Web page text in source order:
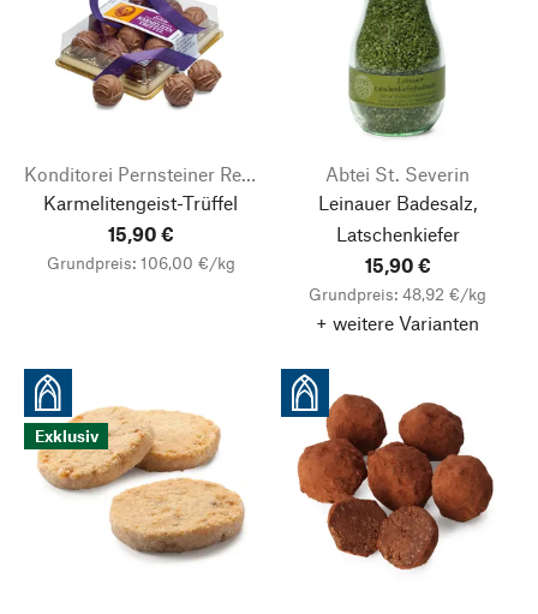
Konditorei Pernsteiner Regensburg
Karmelitengeist-Trüffel
15,90 €
Grundpreis: 106,00 €/kg
Abtei St. Severin
Leinauer Badesalz,
Latschenkiefer
15,90 €
Grundpreis: 48,92 €/kg
+ weitere Varianten
Exklusiv